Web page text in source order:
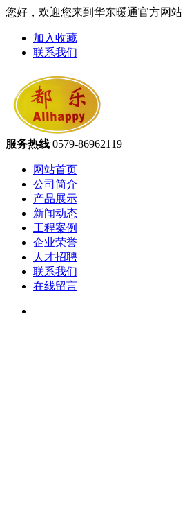
您好，欢迎您来到华东暖通官方网站
加入收藏
联系我们
服务热线 0579-86962119
网站首页
公司简介
产品展示
新闻动态
工程案例
企业荣誉
人才招聘
联系我们
在线留言